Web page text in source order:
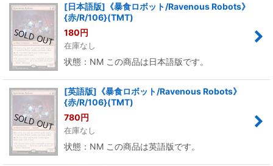
[日本語版]《暴食ロボット/Ravenous Robots》
{赤/R/106}(TMT)
180円
在庫なし
状態：NM この商品は日本語版です。
[英語版]《暴食ロボット/Ravenous Robots》
{赤/R/106}(TMT)
780円
在庫なし
状態：NM この商品は英語版です。